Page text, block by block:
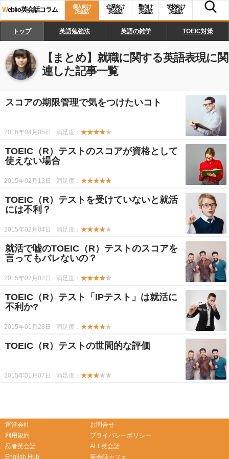
Weblio英会話コラム
個人向け
英会話
企業向け
英会話
塾向け
英会話
学校向け
英会話
トップ 英語勉強法 英語の雑学 TOEIC対策
【まとめ】 就職に関する英語表現に関
連した記事一覧
スコアの期限管理で気をつけたいコト
2016年04月05日 満足度： ★★★★★
TOEIC（R）テストのスコアが資格として
使えない場合
2015年02月13日 満足度： ★★★★★
TOEIC（R）テストを受けていないと就活
には不利？
2015年02月04日 満足度： ★★★★★
就活で嘘のTOEIC（R）テストのスコアを
言ってもバレないの？
2015年02月02日 満足度： ★★★★★
TOEIC（R）テスト「IPテスト」は就活に
不利か?
2015年01月28日 満足度： ★★★★★
TOEIC（R）テストの世間的な評価
2015年01月07日 満足度： ★★★★★
運営会社
お問合せ
利用規約
プライバシーポリシー
忍者英会話
ALL英会話
English Hub
英会話カフェ